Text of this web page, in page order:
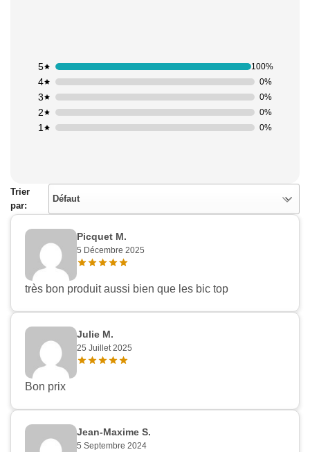
1 0%
2 0%
3 0%
4 0%
5 100%
Trier
par:
Défaut
Picquet M.
5 Décembre 2025
très bon produit aussi bien que les bic top
Julie M.
25 Juillet 2025
Bon prix
Jean-Maxime S.
5 Septembre 2024